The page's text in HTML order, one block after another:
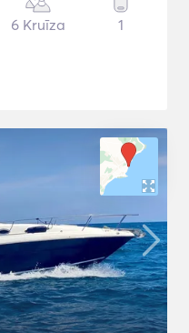
6 Kruīza 1